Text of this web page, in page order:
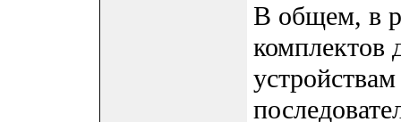
В общем, в
комплектов